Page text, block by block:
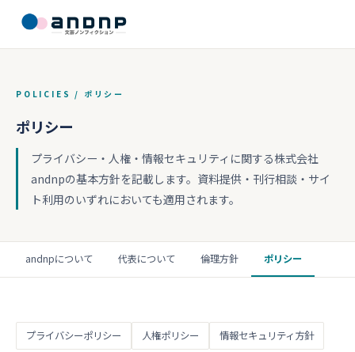
POLICIES / ポリシー
ポリシー
プライバシー・人権・情報セキュリティに関する株式会社
andnpの基本方針を記載します。資料提供・刊行相談・サイ
ト利用のいずれにおいても適用されます。
andnpについて 代表について 倫理方針 ポリシー
プライバシーポリシー 人権ポリシー 情報セキュリティ方針